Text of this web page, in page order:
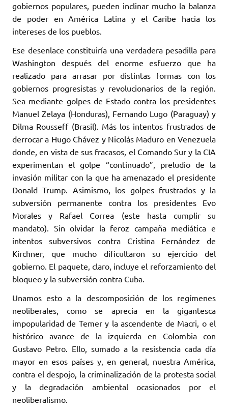
gobiernos populares, pueden inclinar mucho la balanza
de poder en América Latina y el Caribe hacia los
intereses de los pueblos.
Ese desenlace constituiría una verdadera pesadilla para
Washington después del enorme esfuerzo que ha
realizado para arrasar por distintas formas con los
gobiernos progresistas y revolucionarios de la región.
Sea mediante golpes de Estado contra los presidentes
Manuel Zelaya (Honduras), Fernando Lugo (Paraguay) y
Dilma Rousseff (Brasil). Más los intentos frustrados de
derrocar a Hugo Chávez y Nicolás Maduro en Venezuela
donde, en vista de sus fracasos, el Comando Sur y la CIA
experimentan el golpe “continuado”, preludio de la
invasión militar con la que ha amenazado el presidente
Donald Trump. Asimismo, los golpes frustrados y la
subversión permanente contra los presidentes Evo
Morales y Rafael Correa (este hasta cumplir su
mandato). Sin olvidar la feroz campaña mediática e
intentos subversivos contra Cristina Fernández de
Kirchner, que mucho dificultaron su ejercicio del
gobierno. El paquete, claro, incluye el reforzamiento del
bloqueo y la subversión contra Cuba.
Unamos esto a la descomposición de los regímenes
neoliberales, como se aprecia en la gigantesca
impopularidad de Temer y la ascendente de Macri, o el
histórico avance de la izquierda en Colombia con
Gustavo Petro. Ello, sumado a la resistencia cada día
mayor en esos países y, en general, nuestra América,
contra el despojo, la criminalización de la protesta social
y la degradación ambiental ocasionados por el
neoliberalismo.